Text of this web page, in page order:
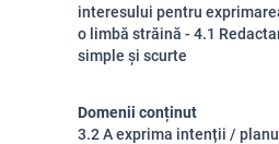
interesului pentru
o limbă străină - 4.1
simple și scurte
Domenii conținut
3.2 A exprima intenții /